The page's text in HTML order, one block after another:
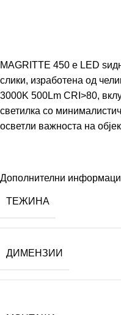
MAGRITTE 450 е LED
слики, изработена од
3000K 500Lm CRI>80,
светилка со
осветли важноста на
Дополнителни
ТЕЖИНА
ДИМЕНЗИИ